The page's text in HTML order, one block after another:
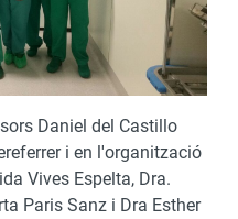
Daniel del Castillo
i en l'organització
Vives Espelta, Dra.
Paris Sanz i Dra Esther